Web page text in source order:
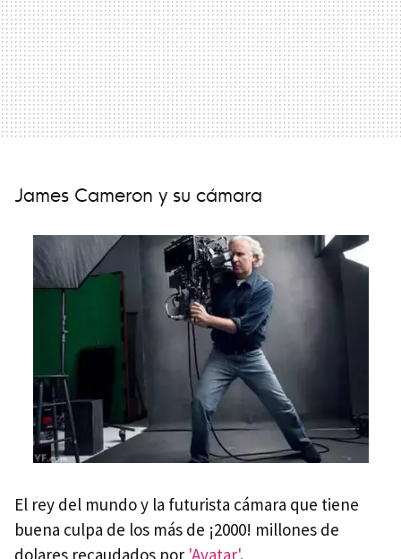
James Cameron y su cámara
El rey del mundo y la futurista cámara que tiene
buena culpa de los más de ¡2000! millones de
dolares recaudados por 'Avatar'.